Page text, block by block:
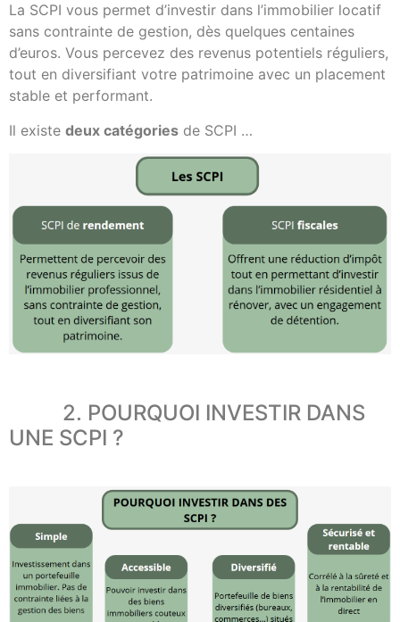
La SCPI vous permet d’investir dans l’immobilier locatif
sans contrainte de gestion, dès quelques centaines
d’euros. Vous percevez des revenus potentiels réguliers,
tout en diversifiant votre patrimoine avec un placement
stable et performant.
Il existe deux catégories de SCPI …
2. POURQUOI INVESTIR DANS
UNE SCPI ?